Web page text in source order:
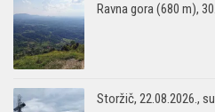
Ravna gora (680 m),
Storžič, 22.08.2026.,